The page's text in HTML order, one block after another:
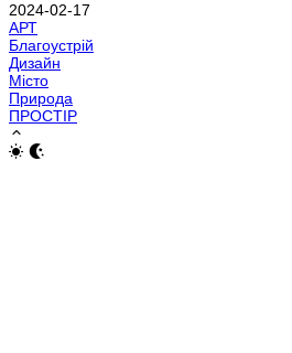
2024-02-17
АРТ
Благоустрій
Дизайн
Місто
Природа
ПРОСТІР